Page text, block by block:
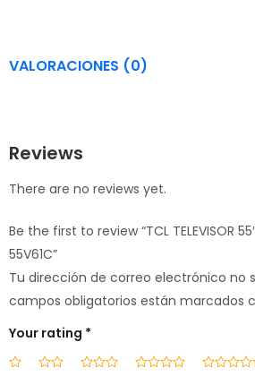
VALORACIONES (0)
Reviews
There are no reviews yet.
Be the first to review “TCL TELEVISOR
55V61C”
Tu dirección de correo electrónico no
campos obligatorios están marcados
Your rating *